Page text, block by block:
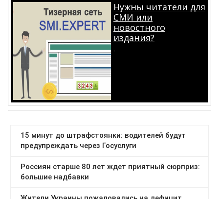
Нужны читатели для
СМИ или
новостного
издания?
.